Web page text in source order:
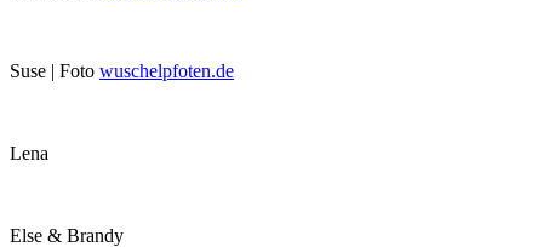
Suse | Foto wuschelpfoten.de
Lena
Else & Brandy